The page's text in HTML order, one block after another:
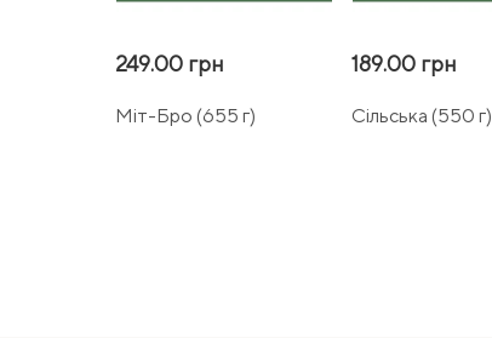
249.00 грн
Міт-Бро (655 г)
189.00 грн
Сільська (550 г)